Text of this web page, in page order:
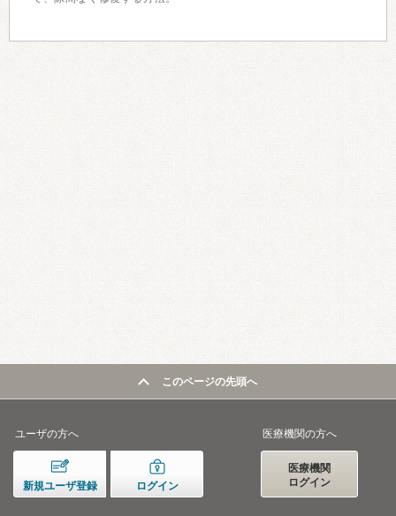
このページの先頭へ
ユーザの方へ
新規ユーザ登録 ログイン
医療機関の方へ
医療機関
ログイン